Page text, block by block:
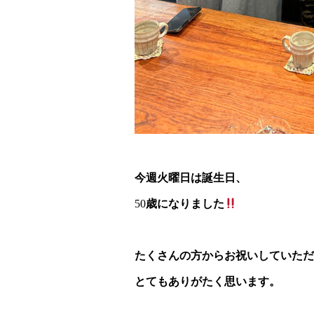
今週火曜日は誕生日、
50歳になりました
たくさんの方からお祝いしていた
とてもありがたく思います。